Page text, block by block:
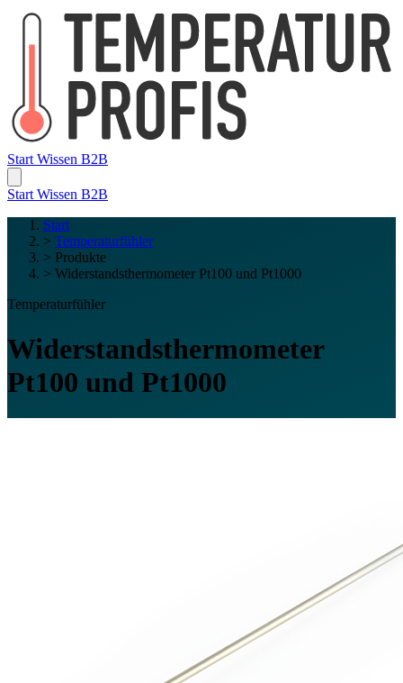
Start Wissen B2B
Start Wissen B2B
Start
> Temperaturfühler
> Produkte
> Widerstandsthermometer Pt100 und Pt1000
Temperaturfühler
Widerstandsthermometer
Pt100 und Pt1000